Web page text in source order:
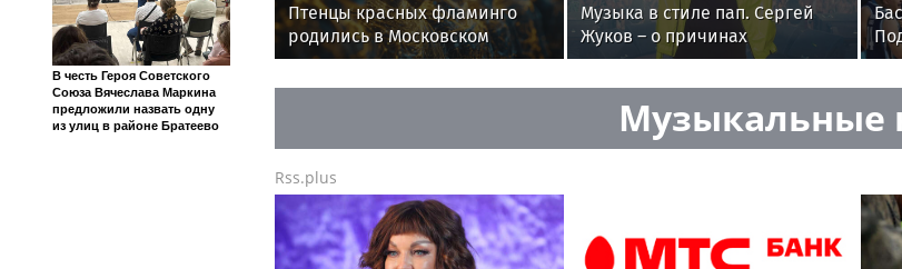
В честь Героя Советского
Союза Вячеслава Маркина
предложили назвать одну
из улиц в районе Братеево
Птенцы красных фламинго
родились в Московском
зоопарке в июле
Музыка в стиле пап. Сергей
Жуков – о причинах
популярности хитов 1990-х
Музыкальные
Rss.plus